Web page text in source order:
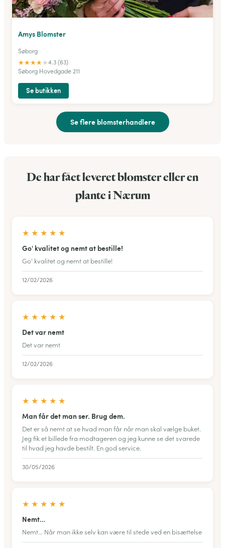
Amys Blomster
Søborg
★★★★★4.3 (63)
Søborg Hovedgade 211
Se butikken
Se flere blomsterhandlere
De har fået leveret blomster eller en
plante i Nærum
★ ★ ★ ★ ★
Go' kvalitet og nemt at bestille!
Go' kvalitet og nemt at bestille!
12/02/2026
★ ★ ★ ★ ★
Det var nemt
Det var nemt
12/02/2026
★ ★ ★ ★ ★
Man får det man ser. Brug dem.
Det er så nemt at se hvad man får når man skal vælge buket.
Jeg fik et billede fra modtageren og jeg kunne se det svarede
til hvad jeg havde bestilt. En god service.
30/05/2026
★ ★ ★ ★ ★
Nemt…
Nemt… Når man ikke selv kan være til stede ved en bisættelse